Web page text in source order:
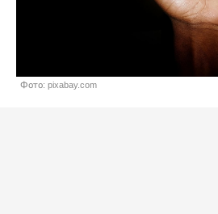
Фото: pixabay.com